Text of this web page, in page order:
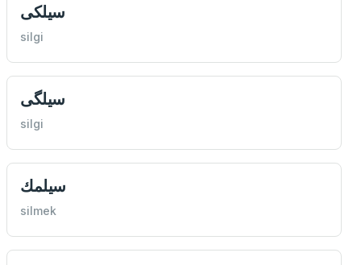
سيلكی
silgi
سيلگی
silgi
سيلمك
silmek